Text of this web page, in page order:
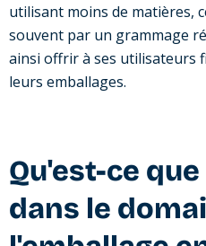
utilisant moins de matières,
souvent par un grammage
ainsi offrir à ses utilisateurs
leurs emballages.
Qu'est-ce
dans le